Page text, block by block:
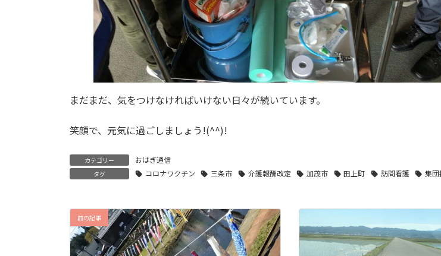
まだまだ、気をつけなければいけない日々が続いています。
笑顔で、元気に過ごしましょう!(^^)!
カテゴリー おはぎ通信
タグ コロナワクチン 三条市 介護報酬改定 加茂市 田上町 訪問看護 集団
前の記事